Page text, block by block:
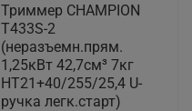
Триммер CHAMPION
Т433S-2
(неразъемн.прям.
1,25кВт 42,7см³ 7кг
HT21+40/255/25,4 U-
ручка легк.старт)